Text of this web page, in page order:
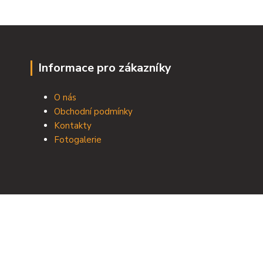
Informace pro zákazníky
O nás
Obchodní podmínky
Kontakty
Fotogalerie